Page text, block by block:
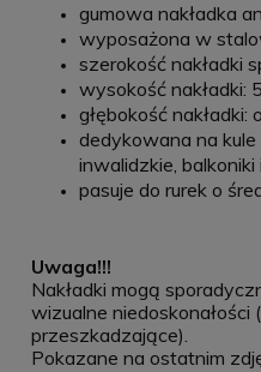
gumowa nakładka
wyposażona w
szerokość nakładki
wysokość nakładki:
głębokość nakładki:
dedykowana na
inwalidzkie, balkoniki
pasuje do rurek o
Uwaga!!!
Nakładki mogą
wizualne niedoskonałości
przeszkadzające).
Pokazane na ostatnim